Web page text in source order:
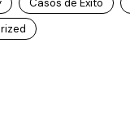
Casos de Éxito